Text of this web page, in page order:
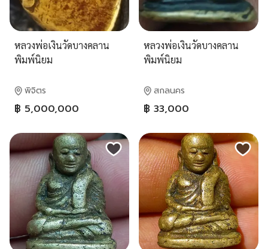
หลวงพ่อเงินวัดบางคลาน
พิมพ์นิยม
พิจิตร
฿ 5,000,000
หลวงพ่อเงินวัดบางคลาน
พิมพ์นิยม
สกลนคร
฿ 33,000